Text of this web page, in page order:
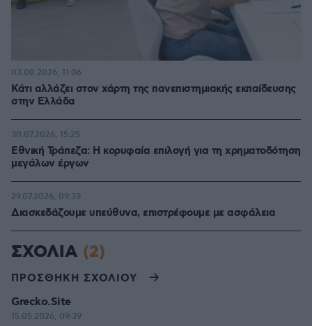
Κάτι αλλάζει στον χάρτη της πανεπιστημιακής εκπαίδευσης
στην Ελλάδα
03.08.2026, 11:06
Εθνική Τράπεζα: Η κορυφαία επιλογή για τη χρηματοδότηση
μεγάλων έργων
30.07.2026, 15:25
Διασκεδάζουμε υπεύθυνα, επιστρέφουμε με ασφάλεια
29.07.2026, 09:39
ΣΧΟΛΙΑ (2)
ΠΡΟΣΘΗΚΗ ΣΧΟΛΙΟΥ
Grecko.Site
15.05.2026, 09:39